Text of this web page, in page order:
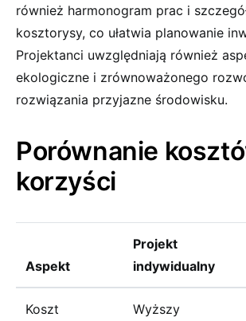
również harmonogram prac i
kosztorysy, co ułatwia planowanie
Projektanci uwzględniają również
ekologiczne i zrównoważonego
rozwiązania przyjazne środowisku.
Porównanie
korzyści
Aspekt
Projekt
indywidualny
Koszt
Wyższy